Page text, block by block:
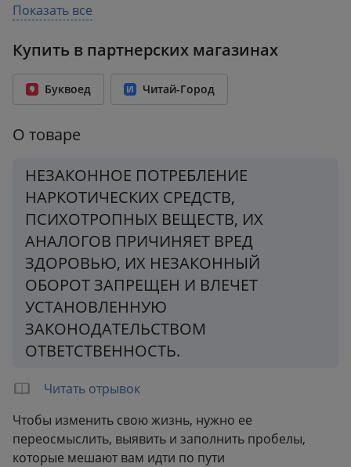
Издательство:
Возрастное ограничение: 18+
Количество страниц: 240
Переплет: Твёрдый переплёт
Формат: 145x217 мм
Показать все
Купить в партнерских магазинах
Буквоед Читай-Город
О товаре
НЕЗАКОННОЕ ПОТРЕБЛЕНИЕ
НАРКОТИЧЕСКИХ СРЕДСТВ,
ПСИХОТРОПНЫХ ВЕЩЕСТВ, ИХ
АНАЛОГОВ ПРИЧИНЯЕТ ВРЕД
ЗДОРОВЬЮ, ИХ НЕЗАКОННЫЙ
ОБОРОТ ЗАПРЕЩЕН И ВЛЕЧЕТ
УСТАНОВЛЕННУЮ
ЗАКОНОДАТЕЛЬСТВОМ
ОТВЕТСТВЕННОСТЬ.
Читать отрывок
Чтобы изменить свою жизнь, нужно ее
переосмыслить, выявить и заполнить пробелы,
которые мешают вам идти по пути